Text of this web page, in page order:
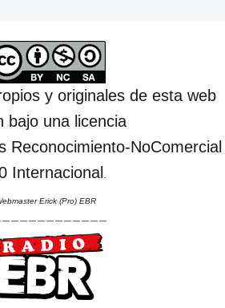
y originales de esta web
bajo una licencia
Reconocimiento-NoComercial
Internacional .
Erick (Pro) EBR